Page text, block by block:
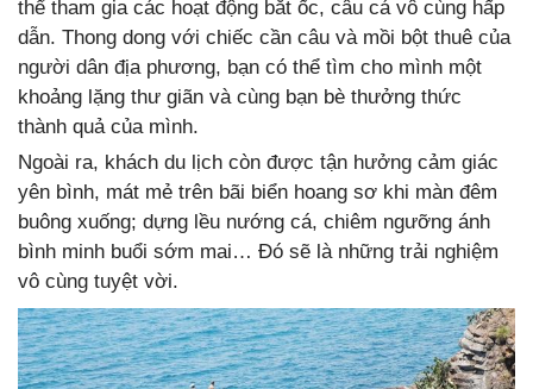
thể tham gia các hoạt động bắt ốc, câu cá vô cùng hấp
dẫn. Thong dong với chiếc cần câu và mồi bột thuê của
người dân địa phương, bạn có thể tìm cho mình một
khoảng lặng thư giãn và cùng bạn bè thưởng thức
thành quả của mình.
Ngoài ra, khách du lịch còn được tận hưởng cảm giác
yên bình, mát mẻ trên bãi biển hoang sơ khi màn đêm
buông xuống; dựng lều nướng cá, chiêm ngưỡng ánh
bình minh buổi sớm mai… Đó sẽ là những trải nghiệm
vô cùng tuyệt vời.